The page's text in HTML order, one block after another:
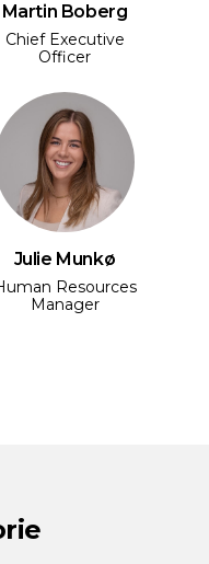
Martin Boberg
Chief Executive
Officer
Julie Munkø
Resources
Manager